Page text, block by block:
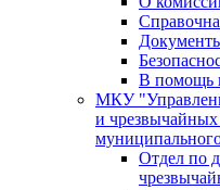
В помощь
МКУ
и
Отдел по